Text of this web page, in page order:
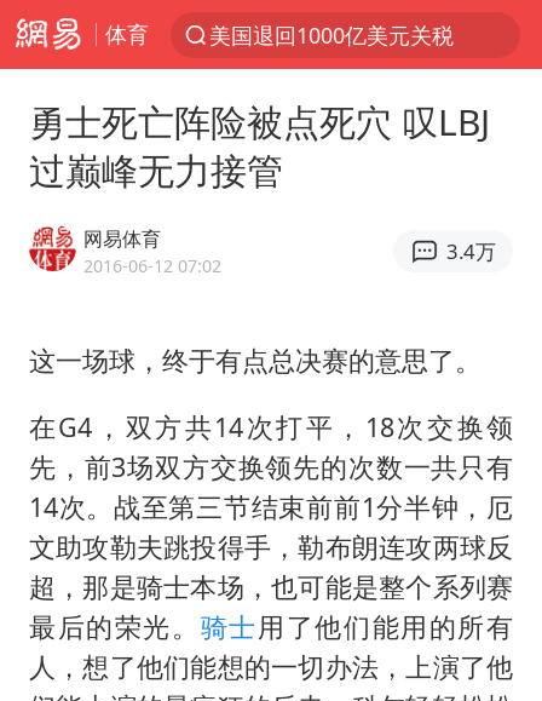
体育
美国退回1000亿美元关税
38岁山东财大教授刘海明逝世
FIFA官方支持因凡蒂诺
陕西柞水遭遇暴雨五千余户群众转移
谷歌首席科学家Jeff Dean离职创业
人贩子“梅姨”真实姓名曝光
如何把百年大党建设得更加坚强有力
一枚俄导弹都没击落 泽连斯基发声
勇士死亡阵险被点死穴 叹LBJ
过巅峰无力接管
网易体育
2016-06-12 07:02
3.4万
这一场球，终于有点总决赛的意思了。
在G4，双方共14次打平，18次交换领
先，前3场双方交换领先的次数一共只有
14次。战至第三节结束前前1分半钟，厄
文助攻勒夫跳投得手，勒布朗连攻两球反
超，那是骑士本场，也可能是整个系列赛
最后的荣光。 骑士用了他们能用的所有
人，想了他们能想的一切办法，上演了他